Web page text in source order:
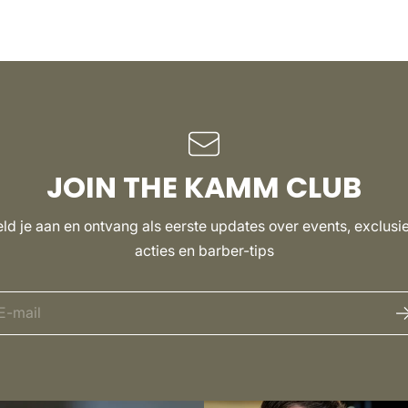
JOIN THE KAMM CLUB
je aan en ontvang als eerste updates over events,
acties en barber-tips